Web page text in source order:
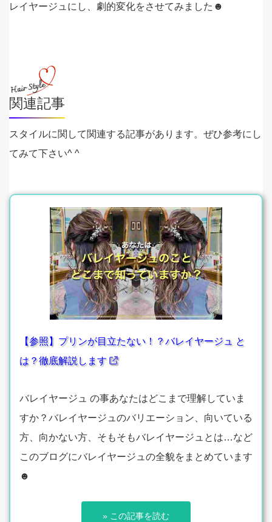
レイヤージュにし、劇的変化をさせてみました☻
関連記事
スタイルに関して関連する記事があります。ぜひ参考にし
てみて下さい^ ^
【参照】プリンが目立たない！？バレイヤージュ と
は？徹底解説します
バレイヤージュ の事あなたはどこまで理解していま
すか？バレイヤージュのバリエーション、向いている
方、向かない方、そもそもバレイヤージュとは…など
このブログにバレイヤージュの全貌をまとめています
☻
» この記事を読む